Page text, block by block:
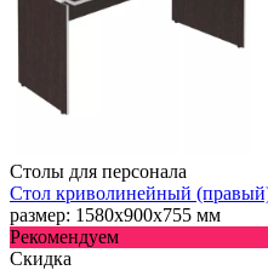
Столы для персонала
Стол криволинейный
размер: 1580х900х755 мм
Рекомендуем
Скидка